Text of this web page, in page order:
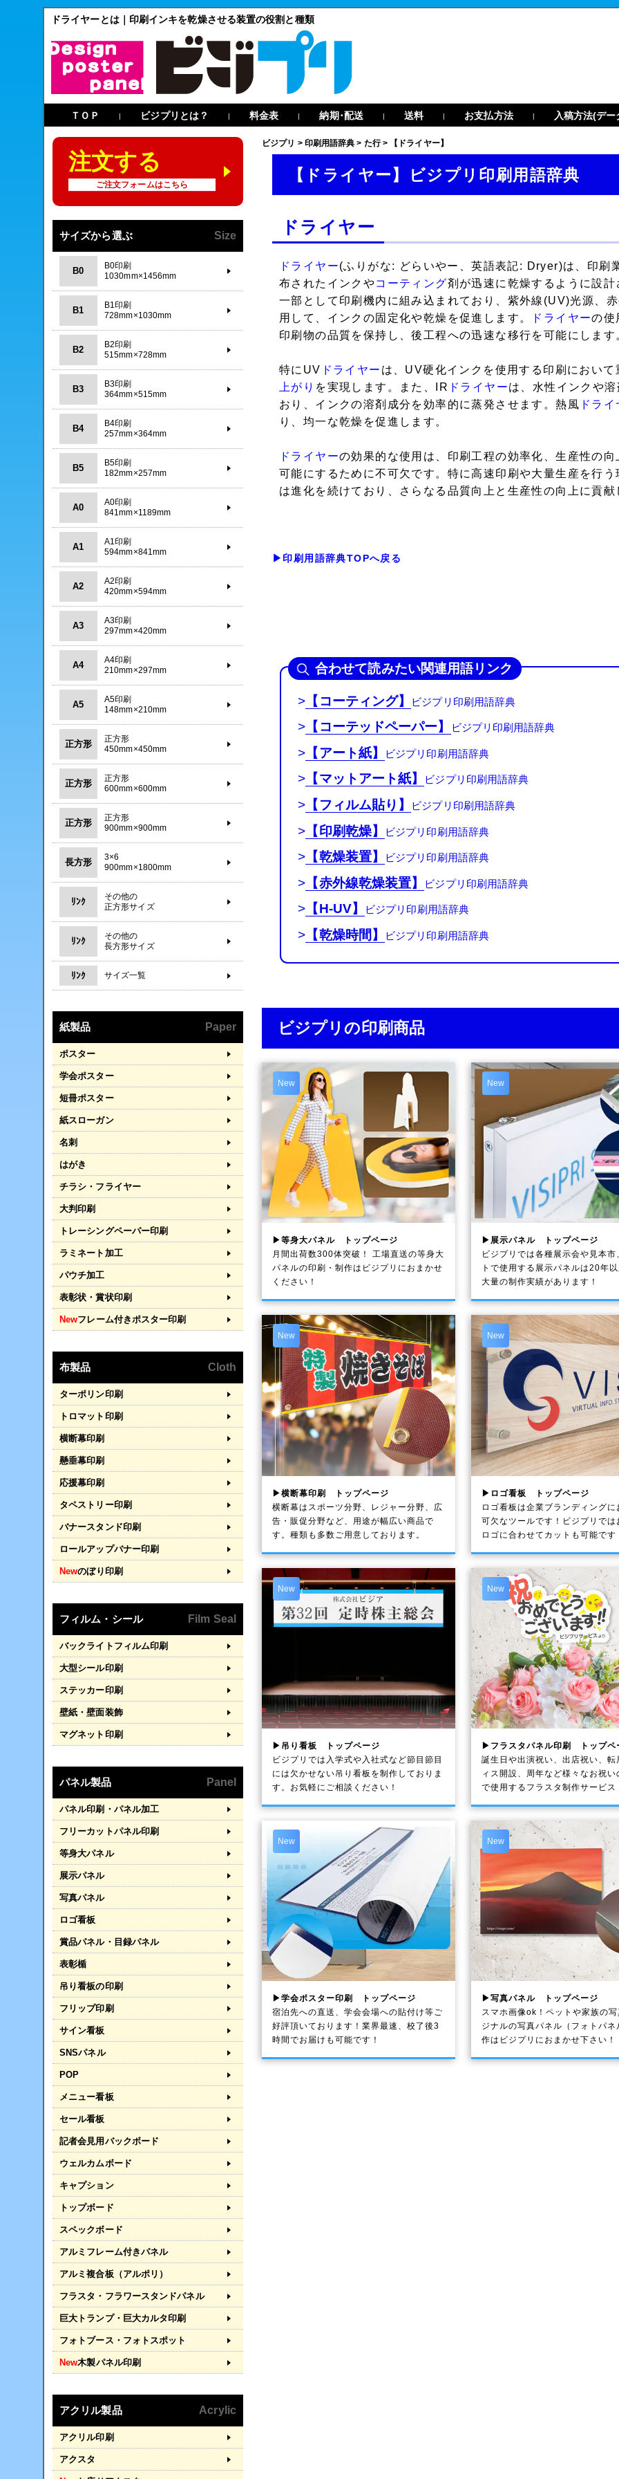
ドライヤーとは｜印刷インキを乾燥させる装置の役割と種類
ＴＯＰ | ビジプリとは？ | 料金表 | 納期･配送 | 送料 | お支払方法 | 入稿方法(デー
ビジプリ > 印刷用語辞典 > た行> 【ドライヤー】
【ドライヤー】ビジプリ印刷用語辞典
ドライヤー
ドライヤー(ふりがな: どらいやー、英語表記: Dryer)は、印刷
布されたインクやコーティング剤が迅速に乾燥するように設
一部として印刷機内に組み込まれており、紫外線(UV)光源、
用して、インクの固定化や乾燥を促進します。
ドライヤーの使
印刷物の品質を保持し、後工程への迅速な移行を可能にします
特にUV ドライヤー は、UV硬化インクを使用する印刷におい
上がり を実現します。また、IR ドライヤーは、水性インクや
おり、インクの溶剤成分を効率的に蒸発させます。熱風 ドラ
り、均一な乾燥を促進します。
ドライヤーの効果的な使用は、印刷工程の効率化、生産性の
可能にするために不可欠です。特に高速印刷や大量生産を行
は進化を続けており、さらなる品質向上と生産性の向上に貢
▶印刷用語辞典TOPへ戻る
合わせて読みたい関連用語リンク
> 【コーティング】
> 【コーテッドペーパー】
> 【アート紙】
> 【マットアート紙】
> 【フィルム貼り】
> 【印刷乾燥】
> 【乾燥装置】
> 【赤外線乾燥装置】
> 【H-UV】
> 【乾燥時間】
ビジプリの印刷商品
New
▶等身大パネル トップページ
月間出荷数300体突破！ 工場直送の等身大
パネルの印刷・制作は ビジプリ におまかせ
ください！
New
▶展示パネル トップページ
ビジプリでは各種展示会や見本市
トで使用する展示パネルは20年
大量の制作実績があります！
New
▶横断幕印刷 トップページ
横断幕はスポーツ分野、レジャー分野、広
告・販促分野など、用途が幅広い商品で
す。種類も多数ご用意しております。
New
▶ロゴ看板 トップページ
ロゴ看板は企業ブランディングに
可欠なツールです！ビジプリでは
ロゴに合わせてカットも可能です
New
▶吊り看板 トップページ
ビジプリでは入学式や入社式など節目節目
には欠かせない吊り看板を制作しておりま
す。お気軽にご相談ください！
New
▶フラスタパネル印刷 トップペ
誕生日や出演祝い、出店祝い、転
ィス開設、周年など様々なお祝い
で使用するフラスタ制作サービス
New
▶学会ポスター印刷 トップページ
宿泊先への直送、学会会場への貼付け等ご
好評頂いております！業界最速、校了後3
時間でお届けも可能です！
New
▶写真パネル トップページ
スマホ画像ok！ペットや家族の
ジナルの写真パネル（フォトパネ
作はビジプリにおまかせ下さい！
注文する
ご注文フォームはこちら
サイズから選ぶ Size
B0
B0印刷
1030mm×1456mm
B1
B1印刷
728mm×1030mm
B2
B2印刷
515mm×728mm
B3
B3印刷
364mm×515mm
B4
B4印刷
257mm×364mm
B5
B5印刷
182mm×257mm
A0
A0印刷
841mm×1189mm
A1
A1印刷
594mm×841mm
A2
A2印刷
420mm×594mm
A3
A3印刷
297mm×420mm
A4
A4印刷
210mm×297mm
A5
A5印刷
148mm×210mm
正方形
正方形
450mm×450mm
正方形
正方形
600mm×600mm
正方形
正方形
900mm×900mm
長方形
3×6
900mm×1800mm
ﾘﾝｸ
その他の
正方形サイズ
ﾘﾝｸ
その他の
長方形サイズ
ﾘﾝｸ サイズ一覧
紙製品 Paper
ポスター
学会ポスター
短冊ポスター
紙スローガン
名刺
はがき
チラシ・フライヤー
大判印刷
トレーシングペーパー印刷
ラミネート加工
パウチ加工
表彰状・賞状印刷
Newフレーム付きポスター印刷
布製品 Cloth
ターポリン印刷
トロマット印刷
横断幕印刷
懸垂幕印刷
応援幕印刷
タペストリー印刷
バナースタンド印刷
ロールアップバナー印刷
Newのぼり印刷
フィルム・シール Film Seal
バックライトフィルム印刷
大型シール印刷
ステッカー印刷
壁紙・壁面装飾
マグネット印刷
パネル製品 Panel
パネル印刷・パネル加工
フリーカットパネル印刷
等身大パネル
展示パネル
写真パネル
ロゴ看板
賞品パネル・目録パネル
表彰楯
吊り看板の印刷
フリップ印刷
サイン看板
SNSパネル
POP
メニュー看板
セール看板
記者会見用バックボード
ウェルカムボード
キャプション
トップボード
スペックボード
アルミフレーム付きパネル
アルミ複合板（アルポリ）
フラスタ・フラワースタンドパネル
巨大トランプ・巨大カルタ印刷
フォトブース・フォトスポット
New木製パネル印刷
アクリル製品 Acrylic
アクリル印刷
アクスタ